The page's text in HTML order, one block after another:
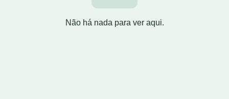
Não há nada para ver aqui.